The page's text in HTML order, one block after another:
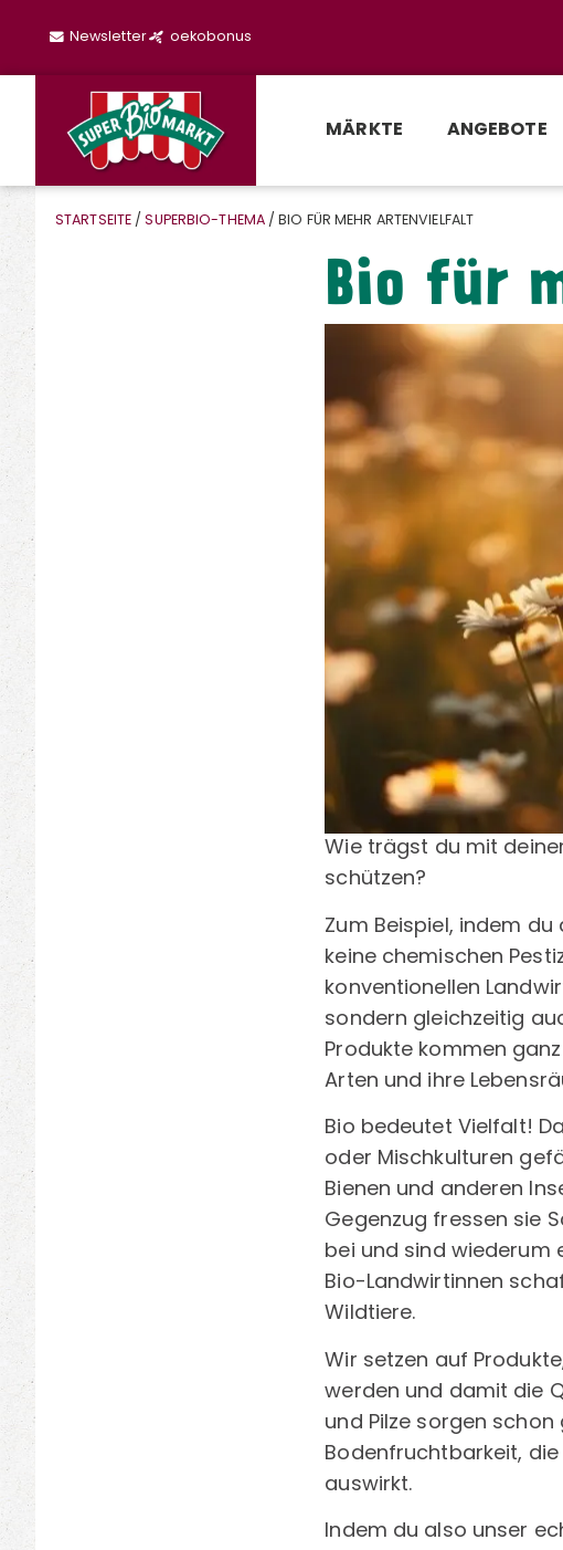
Newsletter oekobonus
MÄRKTE ANGEBOTE
STARTSEITE /SUPERBIO-THEMA/ BIO FÜR MEHR ARTENVIELFALT
Bio für
Wie trägst du mit
schützen?
Zum Beispiel, indem
keine chemischen
konventionellen
sondern gleichzeitig
Produkte kommen
Arten und ihre
Bio bedeutet Vielfalt!
oder Mischkulturen
Bienen und anderen
Gegenzug fressen sie
bei und sind wiederum
Bio-Landwirtinnen
Wildtiere.
Wir setzen auf
werden und damit die
und Pilze sorgen
Bodenfruchtbarkeit,
auswirkt.
Indem du also unser